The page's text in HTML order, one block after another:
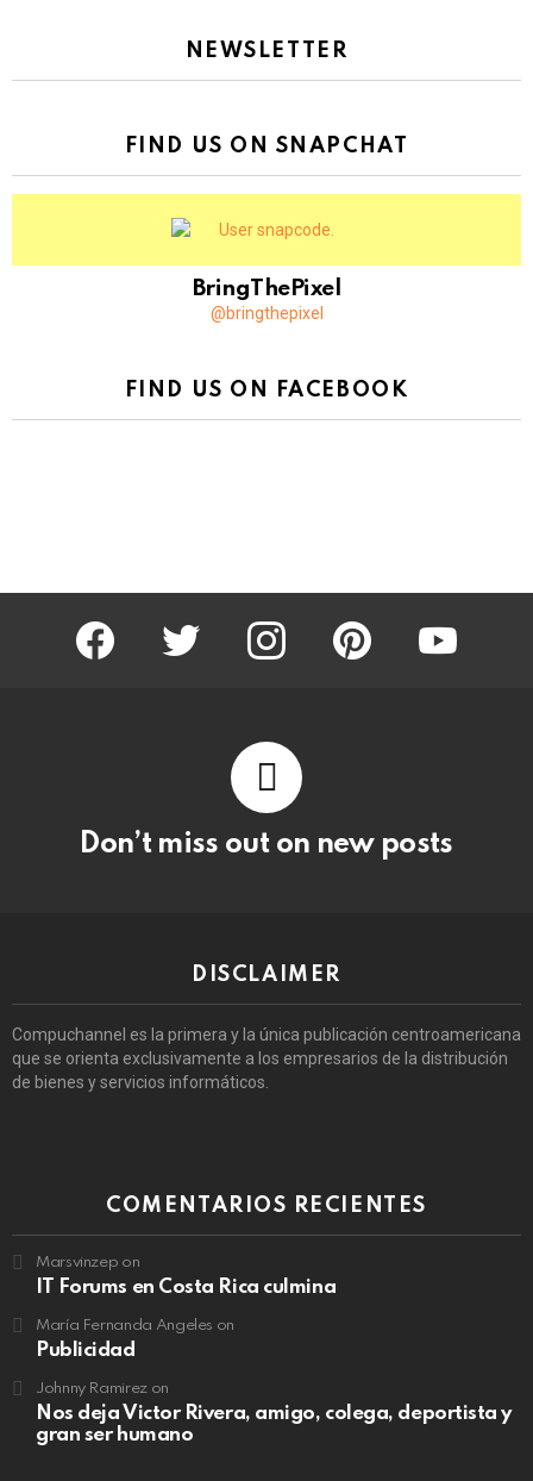
NEWSLETTER
FIND US ON SNAPCHAT
BringThePixel
@bringthepixel
FIND US ON FACEBOOK
facebook twitter instagram pinterest youtube
Don’t miss out on new posts
DISCLAIMER
Compuchannel es la primera y la única publicación centroamericana
que se orienta exclusivamente a los empresarios de la distribución
de bienes y servicios informáticos.
COMENTARIOS RECIENTES
Marsvinzep on
IT Forums en Costa Rica culmina
María Fernanda Angeles on
Publicidad
Johnny Ramirezon
Nos deja Victor Rivera, amigo, colega, deportista y
gran ser humano